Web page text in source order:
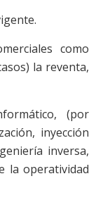
como
la reventa,
(por
inyección
inversa,
la operatividad